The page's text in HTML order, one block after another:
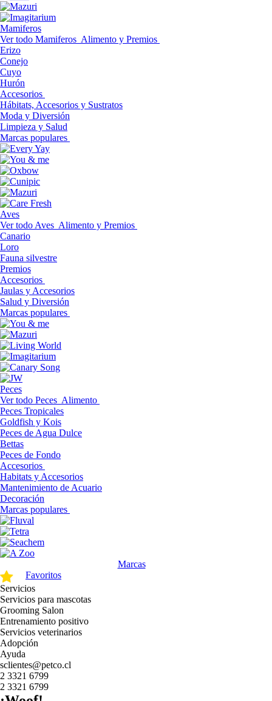
Mamiferos
Ver todo Mamiferos Alimento y Premios
Erizo
Conejo
Cuyo
Hurón
Accesorios
Hábitats, Accesorios y Sustratos
Moda y Diversión
Limpieza y Salud
Marcas populares
Aves
Ver todo Aves Alimento y Premios
Canario
Loro
Fauna silvestre
Premios
Accesorios
Jaulas y Accesorios
Salud y Diversión
Marcas populares
Peces
Ver todo Peces Alimento
Peces Tropicales
Goldfish y Kois
Peces de Agua Dulce
Bettas
Peces de Fondo
Accesorios
Habitats y Accesorios
Mantenimiento de Acuario
Decoración
Marcas populares
Marcas
Favoritos
Servicios
Servicios para mascotas
Grooming Salon
Entrenamiento positivo
Servicios veterinarios
Adopción
Ayuda
sclientes@petco.cl
2 3321 6799
2 3321 6799